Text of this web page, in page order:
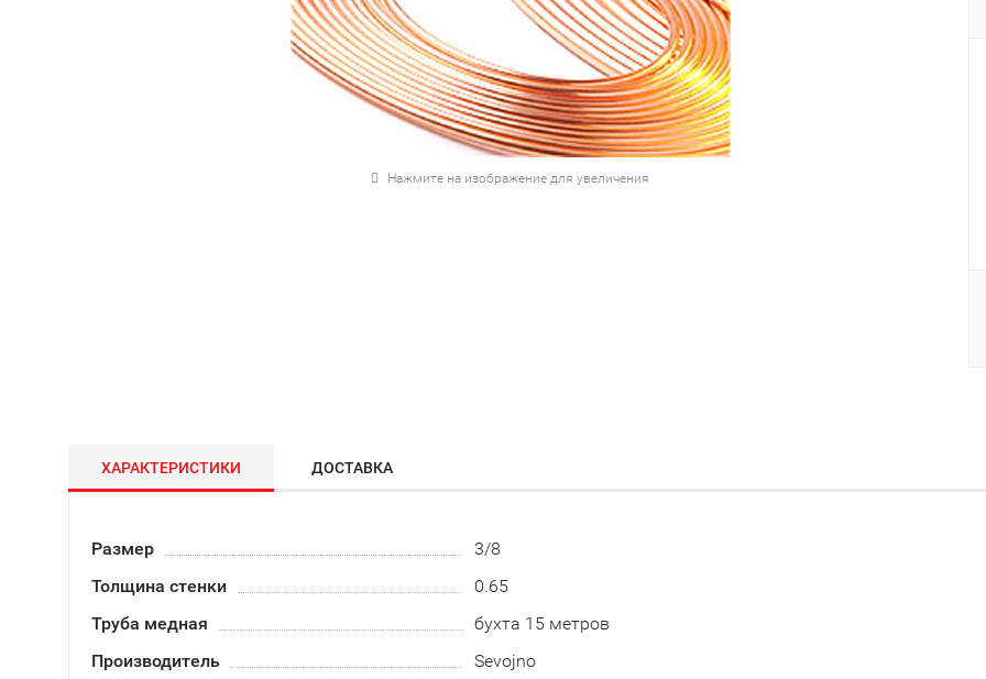
Нажмите на изображение для увеличения
ХАРАКТЕРИСТИКИ ДОСТАВКА
Размер
3/8
Толщина стенки
0.65
Труба медная
бухта 15 метров
Производитель
Sevojno